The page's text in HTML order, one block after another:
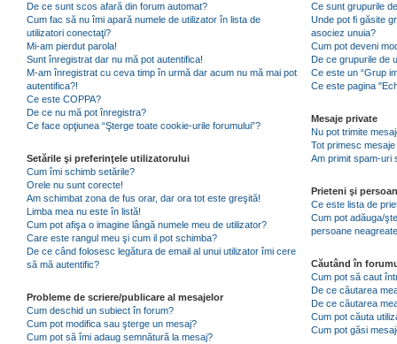
De ce sunt scos afară din forum automat?
Cum fac să nu îmi apară numele de utilizator în lista de
utilizatori conectaţi?
Mi-am pierdut parola!
Sunt înregistrat dar nu mă pot autentifica!
M-am înregistrat cu ceva timp în urmă dar acum nu mă mai pot
autentifica?!
Ce este COPPA?
De ce nu mă pot înregistra?
Ce face opţiunea “Şterge toate cookie-urile forumului”?
Setările şi preferinţele utilizatorului
Cum îmi schimb setările?
Orele nu sunt corecte!
Am schimbat zona de fus orar, dar ora tot este greşită!
Limba mea nu este în listă!
Cum pot afişa o imagine lângă numele meu de utilizator?
Care este rangul meu şi cum il pot schimba?
De ce când folosesc legătura de email al unui utilizator îmi cere
să mă autentific?
Probleme de scriere/publicare al mesajelor
Cum deschid un subiect în forum?
Cum pot modifica sau şterge un mesaj?
Cum pot să îmi adaug semnătură la mesaj?
Ce sunt grupurile
Unde pot fi găsite
asociez unuia?
Cum pot deveni
De ce grupurile de
Ce este un “Grup
Ce este pagina
Mesaje private
Nu pot trimite
Tot primesc
Am primit spam-uri
Prieteni şi
Ce este lista de
Cum pot adăuga/
persoane
Căutând în
Cum pot să caut
De ce căutarea
De ce căutarea
Cum pot căuta
Cum pot găsi